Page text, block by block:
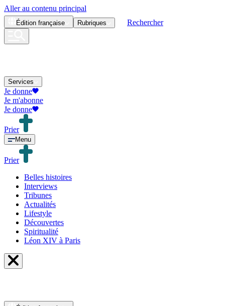
Aller au contenu principal
Édition française Rubriques Rechercher
Services
Je donne
Je m'abonne
Je donne
Prier
Menu
Prier
Belles histoires
Interviews
Tribunes
Actualités
Lifestyle
Découvertes
Spiritualité
Léon XIV à Paris